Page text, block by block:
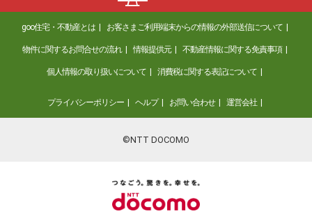
goo住宅・不動産とは お客さまご利用端末からの情報の外部送信について
物件に関するお問合せの流れ 情報提供元 不動産情報に関する免責事項
個人情報の取り扱いについて 消費税に関する表記について
プライバシーポリシー ヘルプ お問い合わせ 運営会社
©NTT DOCOMO